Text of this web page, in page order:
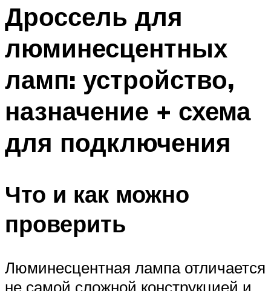
Дроссель для
люминесцентных
ламп: устройство,
назначение + схема
для подключения
Что и как можно
проверить
Люминесцентная лампа отличается
не самой сложной конструкцией и